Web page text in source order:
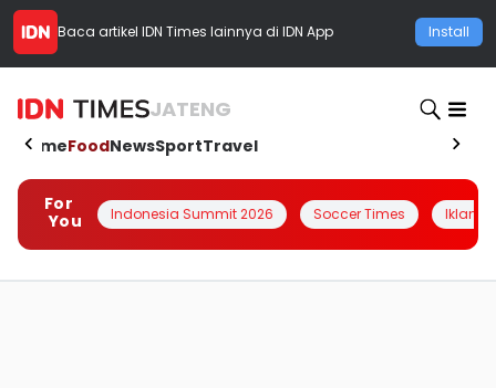
Baca artikel IDN Times lainnya di IDN App Install
JATENG
HomeFoodNewsSportTravel
For
You
Indonesia Summit 2026 Soccer Times Iklanin